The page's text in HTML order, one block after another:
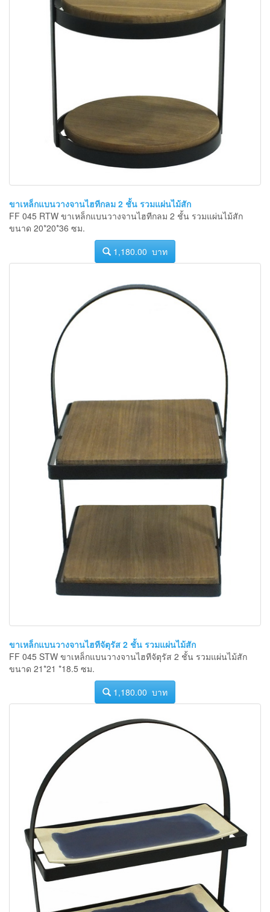
ขาเหล็กแบนวางจานไฮทีกลม 2 ชั้น รวมแผ่นไม้สัก
FF 045 RTW ขาเหล็กแบนวางจานไฮทีกลม 2 ชั้น รวมแผ่นไม้สัก
ขนาด 20*20*36 ซม.
1,180.00 บาท
ขาเหล็กแบนวางจานไฮทีจัตุรัส 2 ชั้น รวมแผ่นไม้สัก
FF 045 STW ขาเหล็กแบนวางจานไฮทีจัตุรัส 2 ชั้น รวมแผ่นไม้สัก
ขนาด 21*21 *18.5 ซม.
1,180.00 บาท